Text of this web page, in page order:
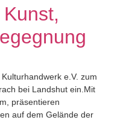
e.V. zum
bei Landshut ein.Mit
präsentieren
auf dem Gelände der